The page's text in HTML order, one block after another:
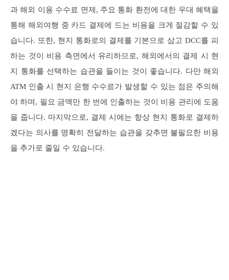
과 해외 이용 수수료 면제, 주요 통화 환전에 대한 우대 혜택을
통해 해외여행 중 카드 결제에 드는 비용을 크게 절감할 수 있
습니다. 또한, 현지 통화로의 결제를 기본으로 삼고 DCC를 피
하는 것이 비용 측면에서 유리하므로, 해외에서의 결제 시 현
지 통화를 선택하는 습관을 들이는 것이 좋습니다. 다만 해외
ATM 인출 시 현지 은행 수수료가 발생할 수 있는 점은 주의해
야 하며, 필요 금액만 한 번에 인출하는 것이 비용 관리에 도움
을 줍니다. 마지막으로, 결제 시에는 항상 현지 통화로 결제하
겠다는 의사를 명확히 전달하는 습관을 갖추면 불필요한 비용
을 추가로 줄일 수 있습니다.